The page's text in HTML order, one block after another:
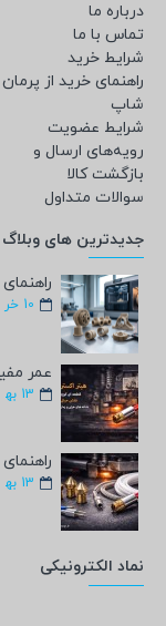
درباره ما
تماس با ما
شرایط خرید
راهنمای خرید از پرمان
شاپ
شرایط عضویت
رویه‌های ارسال و
بازگشت کالا
سوالات متداول
جدیدترین های وبلاگ
10 خر
13 به‍
13 به‍
نماد الکترونیکی